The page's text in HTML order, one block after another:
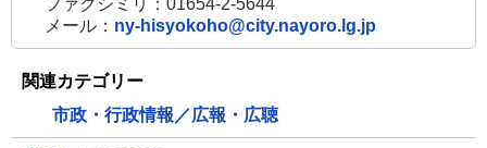
ファクシミリ：01654-2-5644
メール： ny-hisyokoho@city.nayoro.lg.jp
関連カテゴリー
市政・行政情報／広報・広聴